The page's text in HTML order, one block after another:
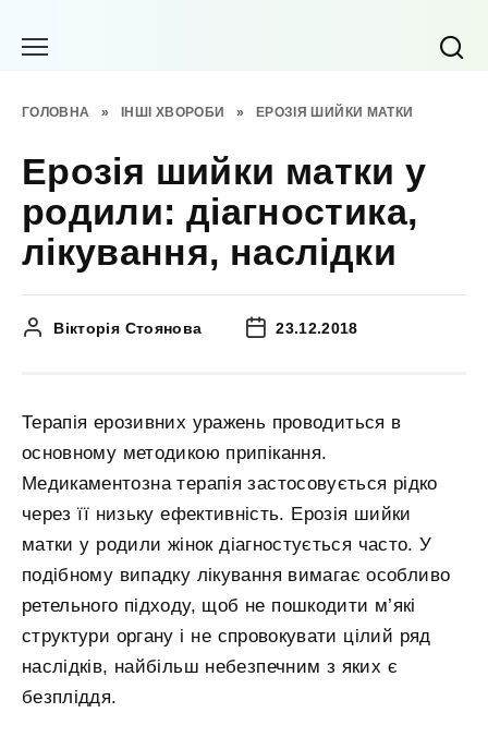
ГОЛОВНА » ІНШІ ХВОРОБИ » ЕРОЗІЯ ШИЙКИ МАТКИ
Ерозія шийки матки у
родили: діагностика,
лікування, наслідки
Вікторія Стоянова 23.12.2018
Терапія ерозивних уражень проводиться в
основному методикою припікання.
Медикаментозна терапія застосовується рідко
через її низьку ефективність. Ерозія шийки
матки у родили жінок діагностується часто. У
подібному випадку лікування вимагає особливо
ретельного підходу, щоб не пошкодити м’які
структури органу і не спровокувати цілий ряд
наслідків, найбільш небезпечним з яких є
безпліддя.